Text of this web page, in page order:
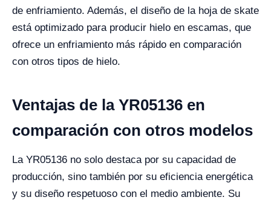
de enfriamiento. Además, el diseño de la hoja de skate
está optimizado para producir hielo en escamas, que
ofrece un enfriamiento más rápido en comparación
con otros tipos de hielo.
Ventajas de la YR05136 en
comparación con otros modelos
La YR05136 no solo destaca por su capacidad de
producción, sino también por su eficiencia energética
y su diseño respetuoso con el medio ambiente. Su